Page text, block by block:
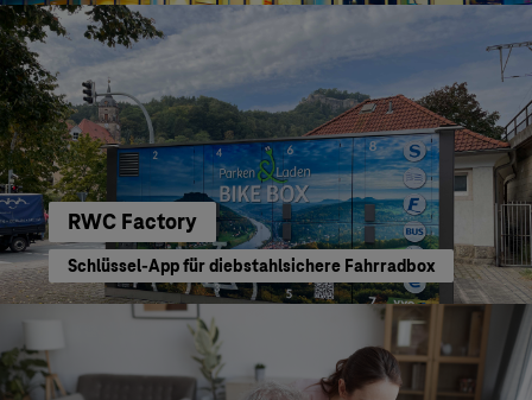
RWC Factory
Schlüssel-App für diebstahlsichere Fahrradbox